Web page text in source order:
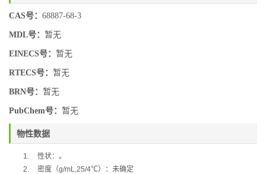
CAS号： 68887-68-3
MDL号： 暂无
EINECS号： 暂无
RTECS号： 暂无
BRN号： 暂无
PubChem号： 暂无
物性数据
1.
性状：。
2.
密度（g/mL,25/4℃）：未确定